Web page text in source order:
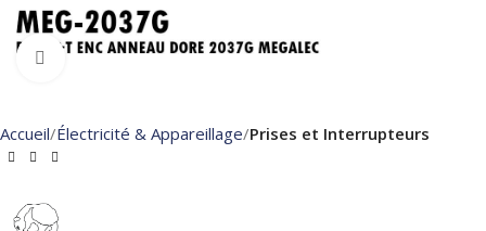
Click to enlarge
Accueil Électricité & Appareillage Prises et Interrupteurs